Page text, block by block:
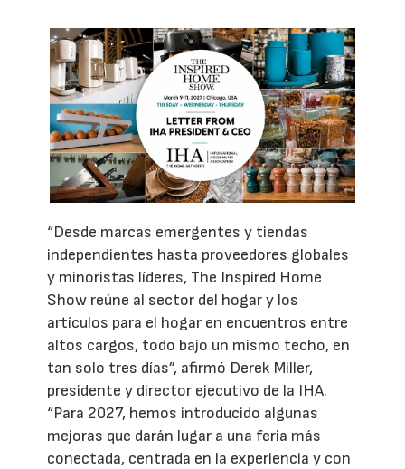
“Desde marcas emergentes y tiendas
independientes hasta proveedores globales
y minoristas líderes, The Inspired Home
Show reúne al sector del hogar y los
artículos para el hogar en encuentros entre
altos cargos, todo bajo un mismo techo, en
tan solo tres días”, afirmó Derek Miller,
presidente y director ejecutivo de la IHA.
“Para 2027, hemos introducido algunas
mejoras que darán lugar a una feria más
conectada, centrada en la experiencia y con